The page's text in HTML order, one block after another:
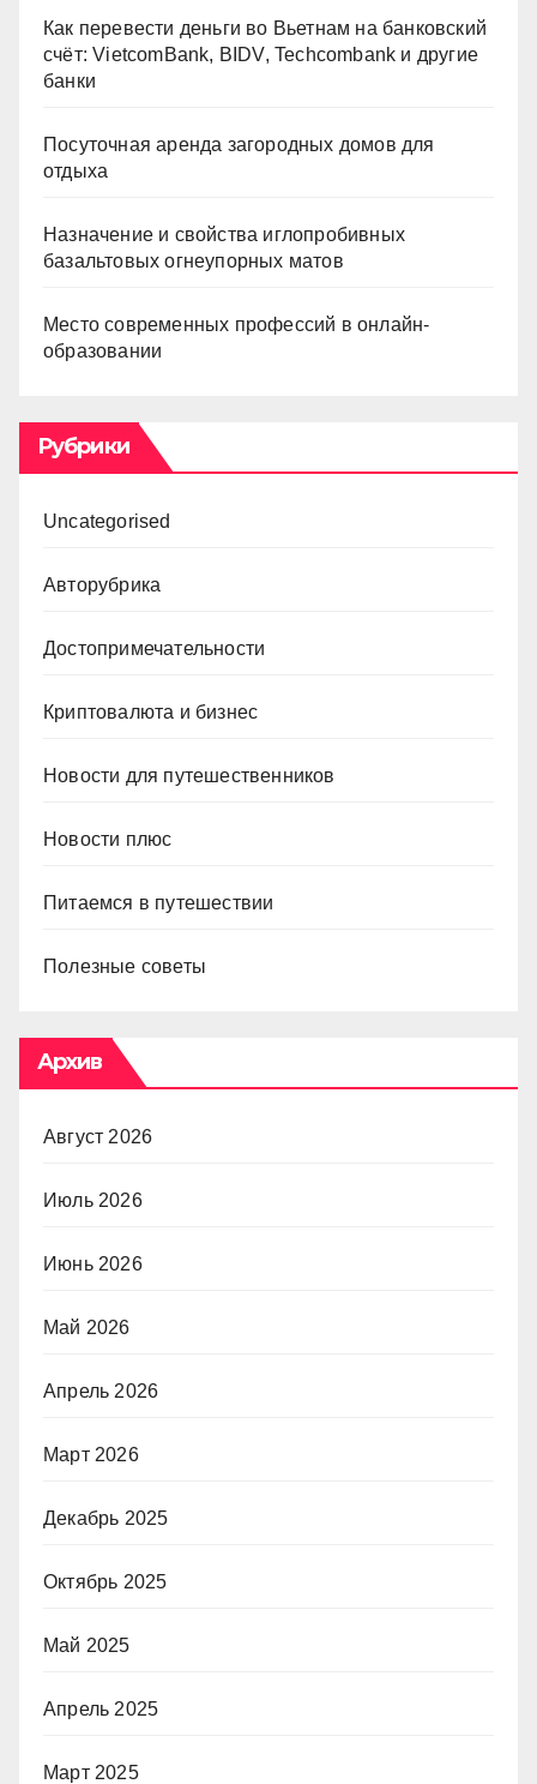
Как перевести деньги во Вьетнам на банковский
счёт: VietcomBank, BIDV, Techcombank и другие
банки
Посуточная аренда загородных домов для
отдыха
Назначение и свойства иглопробивных
базальтовых огнеупорных матов
Место современных профессий в онлайн-
образовании
Рубрики
Uncategorised
Авторубрика
Достопримечательности
Криптовалюта и бизнес
Новости для путешественников
Новости плюс
Питаемся в путешествии
Полезные советы
Архив
Август 2026
Июль 2026
Июнь 2026
Май 2026
Апрель 2026
Март 2026
Декабрь 2025
Октябрь 2025
Май 2025
Апрель 2025
Март 2025